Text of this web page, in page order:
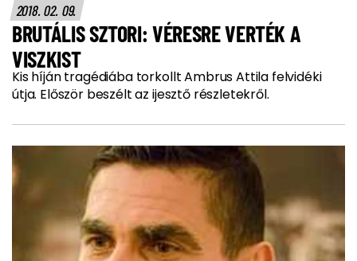
2018. 02. 09.
BRUTÁLIS SZTORI: VÉRESRE VERTÉK A
VISZKIST
Kis híján tragédiába torkollt Ambrus Attila felvidéki
útja. Először beszélt az ijesztő részletekről.